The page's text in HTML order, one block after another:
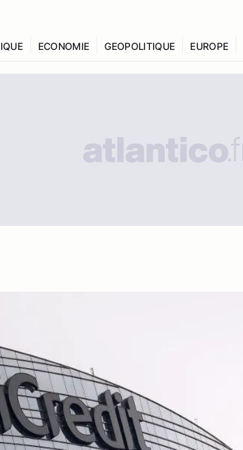
ECONOMIE GEOPOLITIQUE EUROPE